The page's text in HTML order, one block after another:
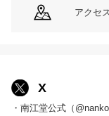
アクセス
X
・南江堂公式（